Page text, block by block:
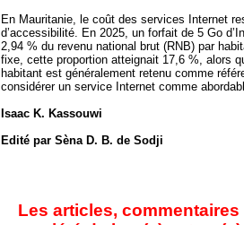
En Mauritanie, le coût des services Internet
d’accessibilité. En 2025, un forfait de 5 Go
2,94 % du revenu national brut (RNB) par
fixe, cette proportion atteignait 17,6 %, alors
habitant est généralement retenu comme
considérer un service Internet comme
Isaac K. Kassouwi
Edité par Sèna D. B. de Sodji
Les articles,